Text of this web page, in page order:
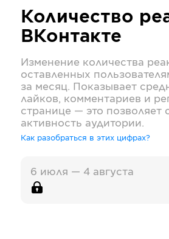
Количество
ВКонтакте
Изменение количества
оставленных
за месяц. Показывает
лайков, комментариев и
странице — это позволяет
активность аудитории.
Как разобраться в этих цифрах?
6 июля — 4 августа